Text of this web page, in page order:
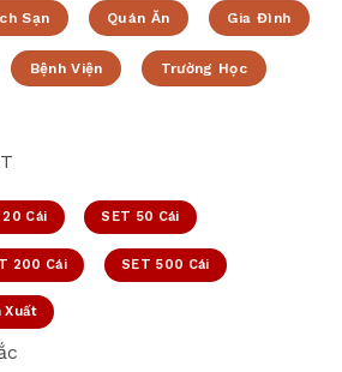
Sạn Quán Ăn Gia Đình
Bệnh Viện Trường Học
Cái SET 50 Cái
200 Cái SET 500 Cái
Xuất